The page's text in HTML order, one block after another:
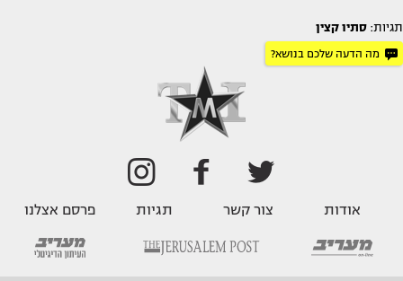
תגיות: סתיו קצין
מה הדעה שלכם בנושא?
אודות צור קשר תגיות פרסם אצלנו